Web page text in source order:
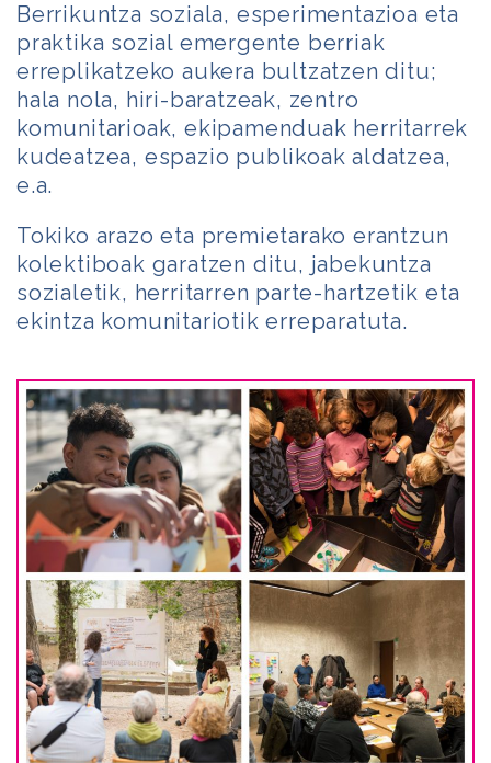
Berrikuntza soziala, esperimentazioa eta
praktika sozial emergente berriak
erreplikatzeko aukera bultzatzen ditu;
hala nola, hiri-baratzeak, zentro
komunitarioak, ekipamenduak herritarrek
kudeatzea, espazio publikoak aldatzea,
e.a.
Tokiko arazo eta premietarako erantzun
kolektiboak garatzen ditu, jabekuntza
sozialetik, herritarren parte-hartzetik eta
ekintza komunitariotik erreparatuta.